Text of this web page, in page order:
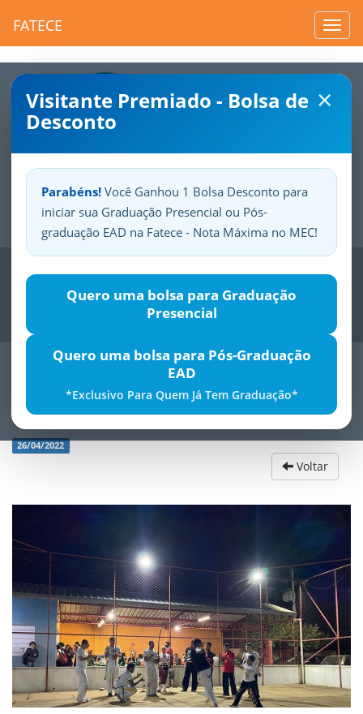
FATECE
×
Visitante Premiado - Bolsa de
Desconto
Parabéns! Você Ganhou 1 Bolsa Desconto para
iniciar sua Graduação Presencial ou Pós-
graduação EAD na Fatece - Nota Máxima no MEC!
Quero uma bolsa para Graduação
Presencial
Quero uma bolsa para Pós-Graduação
EAD
*Exclusivo Para Quem Já Tem Graduação*
SuaFatece.Seuorgulho.
Previous
Evento Cultural
26/04/2022
Voltar